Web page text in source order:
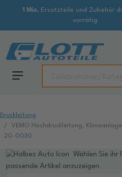
1 Mio.Ersatzteile und Zubehör
vorrätig
Druckleitung
VEMO Hochdruckleitung,
20-0030
Wählen Sie ihr
passende Artikel anzuzeigen